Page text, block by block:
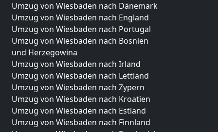
Umzug von Wiesbaden nach Dänemark
Umzug von Wiesbaden nach England
Umzug von Wiesbaden nach Portugal
Umzug von Wiesbaden nach Bosnien
und Herzegowina
Umzug von Wiesbaden nach Irland
Umzug von Wiesbaden nach Lettland
Umzug von Wiesbaden nach Zypern
Umzug von Wiesbaden nach Kroatien
Umzug von Wiesbaden nach Estland
Umzug von Wiesbaden nach Finnland